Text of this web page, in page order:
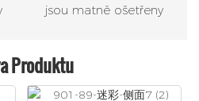
jsou matně ošetřeny
Produktu